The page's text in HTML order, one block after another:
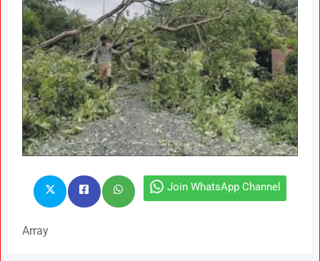
Join WhatsApp Channel
Array